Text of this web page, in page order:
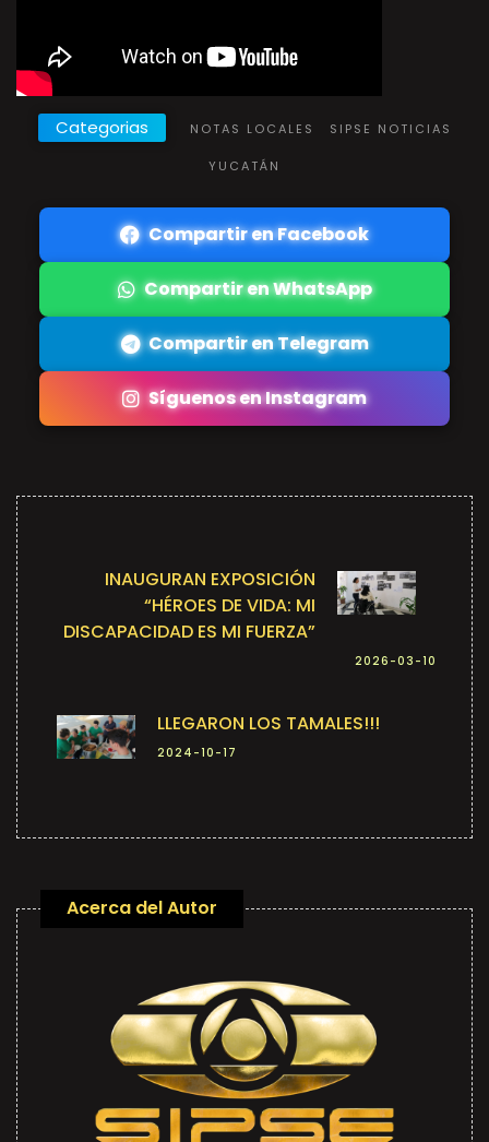
Categorias NOTAS LOCALES SIPSE NOTICIAS
YUCATÁN
Compartir en Facebook
Compartir en WhatsApp
Compartir en Telegram
Síguenos en Instagram
INAUGURAN EXPOSICIÓN
“HÉROES DE VIDA: MI
DISCAPACIDAD ES MI FUERZA”
2026-03-10
LLEGARON LOS TAMALES!!!
2024-10-17
Acerca del Autor